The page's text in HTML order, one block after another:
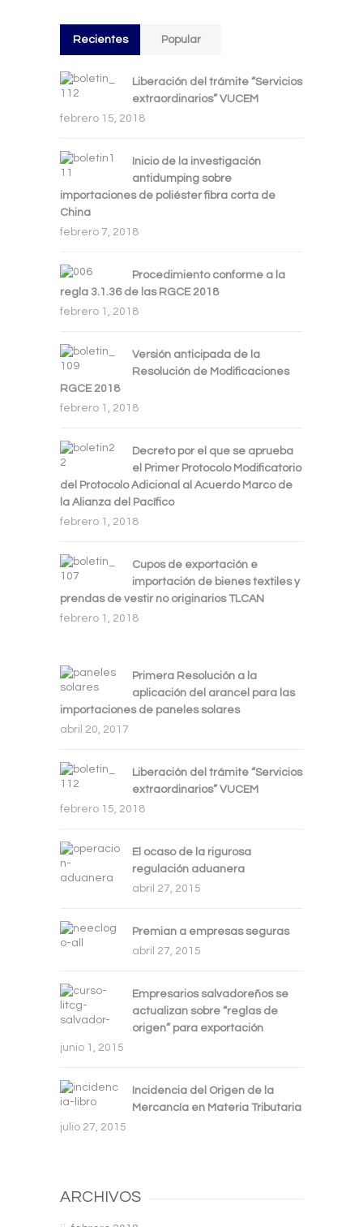
Recientes Popular
Liberación del trámite “Servicios
extraordinarios” VUCEM
febrero 15, 2018
Inicio de la investigación
antidumping sobre
importaciones de poliéster fibra corta de
China
febrero 7, 2018
Procedimiento conforme a la
regla 3.1.36 de las RGCE 2018
febrero 1, 2018
Versión anticipada de la
Resolución de Modificaciones
RGCE 2018
febrero 1, 2018
Decreto por el que se aprueba
el Primer Protocolo Modificatorio
del Protocolo Adicional al Acuerdo Marco de
la Alianza del Pacífico
febrero 1, 2018
Cupos de exportación e
importación de bienes textiles y
prendas de vestir no originarios TLCAN
febrero 1, 2018
Primera Resolución a la
aplicación del arancel para las
importaciones de paneles solares
abril 20, 2017
Liberación del trámite “Servicios
extraordinarios” VUCEM
febrero 15, 2018
El ocaso de la rigurosa
regulación aduanera
abril 27, 2015
Premian a empresas seguras
abril 27, 2015
Empresarios salvadoreños se
actualizan sobre “reglas de
origen” para exportación
junio 1, 2015
Incidencia del Origen de la
Mercancía en Materia Tributaria
julio 27, 2015
ARCHIVOS